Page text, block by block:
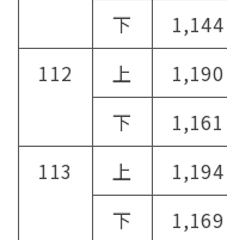
下
1,144
112
上 1,190
下
1,161
113
上 1,194
下
1,169